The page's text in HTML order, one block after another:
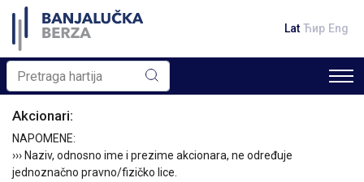
Lat Ћир Eng
Akcionari:
NAPOMENE:
››› Naziv, odnosno ime i prezime akcionara, ne određuje
jednoznačno pravno/fizičko lice.